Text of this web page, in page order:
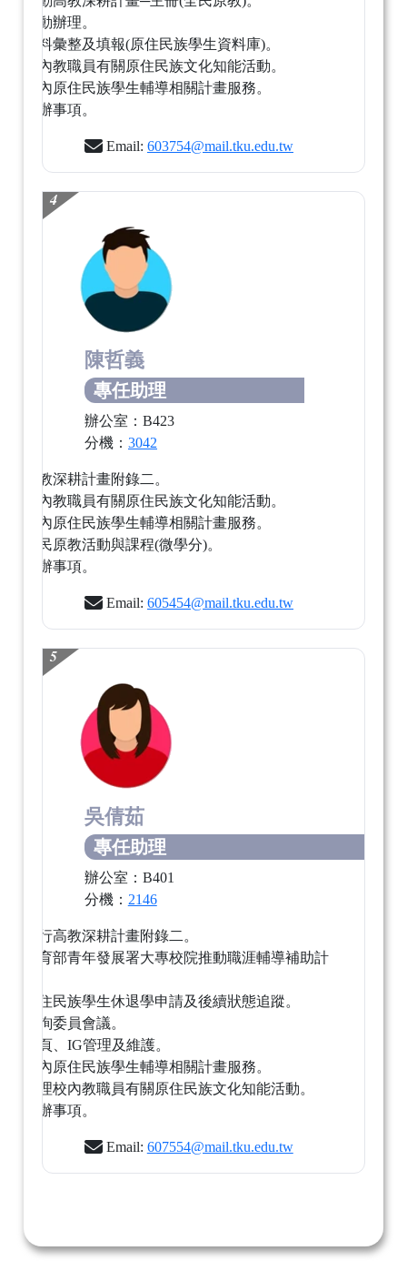
輔活動辦理。
務資料彙整及填報(原住民族學生資料庫)。
理校內教職員有關原住民族文化知能活動。
助校內原住民族學生輔導相關計畫服務。
時交辦事項。
Email: 603754@mail.tku.edu.tw
4
陳哲義
專任助理
辦公室：B423
分機： 3042
行高教深耕計畫附錄二。
理校內教職員有關原住民族文化知能活動。
助校內原住民族學生輔導相關計畫服務。
展全民原教活動與課程(微學分)。
時交辦事項。
Email: 605454@mail.tku.edu.tw
5
吳倩茹
專任助理
辦公室：B401
分機： 2146
助執行高教深耕計畫附錄二。
行教育部青年發展署大專校院推動職涯輔導補助計
理原住民族學生休退學申請及後續狀態追蹤。
理諮詢委員會議。
心網頁、IG管理及維護。
理校內原住民族學生輔導相關計畫服務。
助辦理校內教職員有關原住民族文化知能活動。
時交辦事項。
Email: 607554@mail.tku.edu.tw